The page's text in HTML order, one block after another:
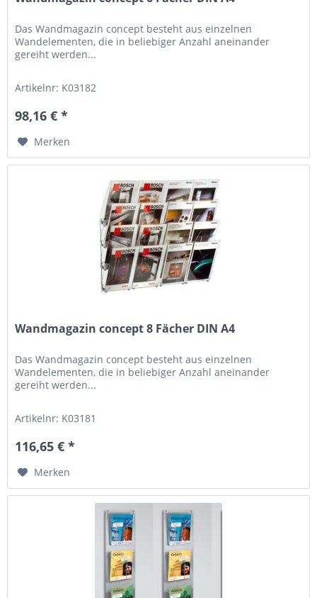
Das Wandmagazin concept besteht aus einzelnen
Wandelementen, die in beliebiger Anzahl aneinander
gereiht werden...
Artikelnr: K03182
98,16 € *
Merken
Wandmagazin concept 8 Fächer DIN A4
Das Wandmagazin concept besteht aus einzelnen
Wandelementen, die in beliebiger Anzahl aneinander
gereiht werden...
Artikelnr: K03181
116,65 € *
Merken